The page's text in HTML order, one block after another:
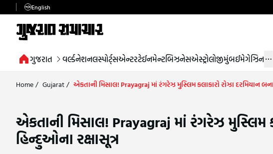
English
ગુજરાત વર્લ્ડનેશનલસ્પોર્ટ્સએન્ટરટેઈનમેન્ટબિઝનેસએસ્ટ્રોલોજીમુંબઈમેગેઝિન
Home/ Gujarat/ એકતાની મિસાલ! Prayagraj માં રંગરેઝ મુસ્લિમ કલાકારો રોઝા દરમિયાન
એકતાની મિસાલ! Prayagraj માં રંગરેઝ મુસ્લિમ
હિન્દુઓના રક્ષાસૂત્ર